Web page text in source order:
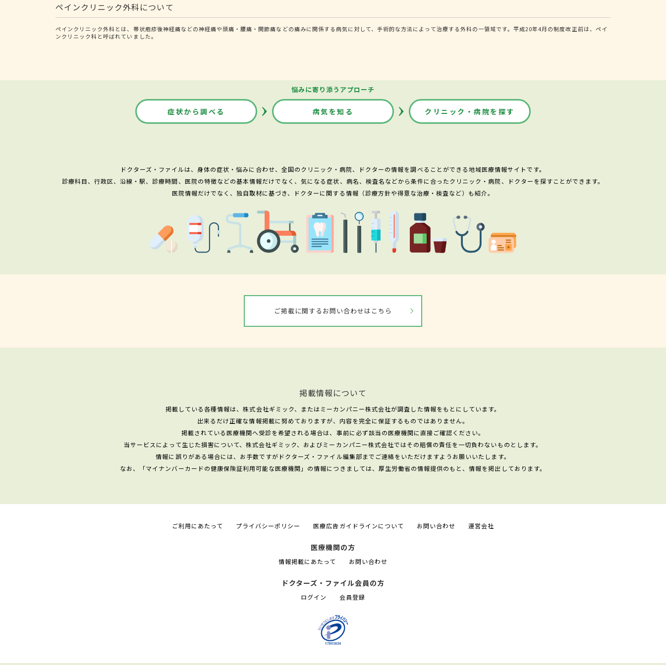
ペインクリニック外科について
ペインクリニック外科とは、帯状疱疹後神経痛などの神経痛や頭痛・腰痛・関節痛などの痛みに関係する病気に対して、手術的な方法によって治療する外科の一領域です。平成20年4月の制度改正前は、ペイ
ンクリニック科と呼ばれていました。
悩みに寄り添うアプローチ
症状から調べる 病気を知る クリニック・病院を探す
ドクターズ・ファイルは、身体の症状・悩みに合わせ、全国のクリニック・病院、ドクターの情報を調べることができる地域医療情報サイトです。
診療科目、行政区、沿線・駅、診療時間、医院の特徴などの基本情報だけでなく、気になる症状、病名、検査名などから条件に合ったクリニック・病院、ドクターを探すことができます。
医院情報だけでなく、独自取材に基づき、ドクターに関する情報（診療方針や得意な治療・検査など）も紹介。
ご掲載に関するお問い合わせはこちら
掲載情報について
掲載している各種情報は、株式会社ギミック、またはミーカンパニー株式会社が調査した情報をもとにしています。
出来るだけ正確な情報掲載に努めておりますが、内容を完全に保証するものではありません。
掲載されている医療機関へ受診を希望される場合は、事前に必ず該当の医療機関に直接ご確認ください。
当サービスによって生じた損害について、株式会社ギミック、およびミーカンパニー株式会社ではその賠償の責任を一切負わないものとします。
情報に誤りがある場合には、お手数ですがドクターズ・ファイル編集部までご連絡をいただけますようお願いいたします。
なお、「マイナンバーカードの健康保険証利用可能な医療機関」の情報につきましては、厚生労働省の情報提供のもと、情報を掲出しております。
ご利用にあたって プライバシーポリシー 医療広告ガイドラインについて お問い合わせ 運営会社
医療機関の方
情報掲載にあたって お問い合わせ
ドクターズ・ファイル会員の方
ログイン 会員登録